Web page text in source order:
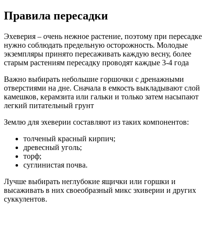
Правила пересадки
Эхеверия – очень нежное растение, поэтому при пересадке
нужно соблюдать предельную осторожность. Молодые
экземпляры принято пересаживать каждую весну, более
старым растениям пересадку проводят каждые 3-4 года
Важно выбирать небольшие горшочки с дренажными
отверстиями на дне. Сначала в емкость выкладывают слой
камешков, керамзита или гальки и только затем насыпают
легкий питательный грунт
Землю для эхеверии составляют из таких компонентов:
толченый красный кирпич;
древесный уголь;
торф;
суглинистая почва.
Лучше выбирать неглубокие ящички или горшки и
высаживать в них своеобразный микс эхиверии и других
суккулентов.